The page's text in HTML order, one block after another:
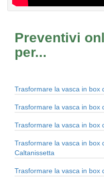
Preventivi
per...
Trasformare la vasca in box
Trasformare la vasca in box
Trasformare la vasca in box
Trasformare la vasca in box
Caltanissetta
Trasformare la vasca in box